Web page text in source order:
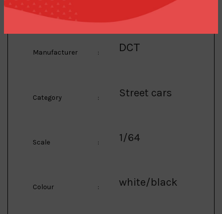
Description
1/64 Toyota AE86,
white/black
Manufacturer : DCT
Category : Street cars
Scale : 1/64
Colour : white/black